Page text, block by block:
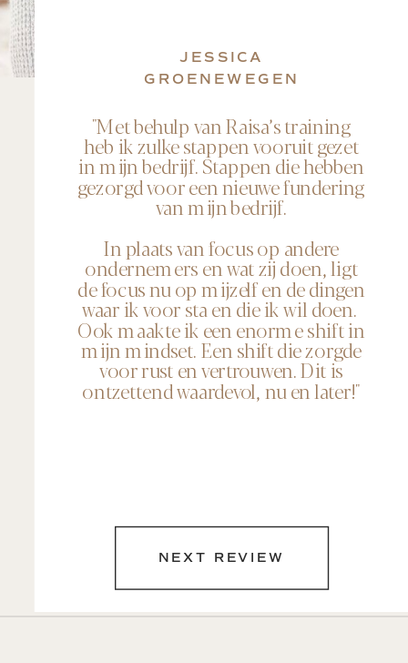
JESSICA
GROENEWEGEN
"Met behulp van Raisa’s training
heb ik zulke stappen vooruit gezet
in mijn bedrijf. Stappen die hebben
gezorgd voor een nieuwe fundering
van mijn bedrijf.
In plaats van focus op andere
ondernemers en wat zij doen, ligt
de focus nu op mijzelf en de dingen
waar ik voor sta en die ik wil doen.
Ook maakte ik een enorme shift in
mijn mindset. Een shift die zorgde
voor rust en vertrouwen. Dit is
ontzettend waardevol, nu en later!"
NEXT REVIEW